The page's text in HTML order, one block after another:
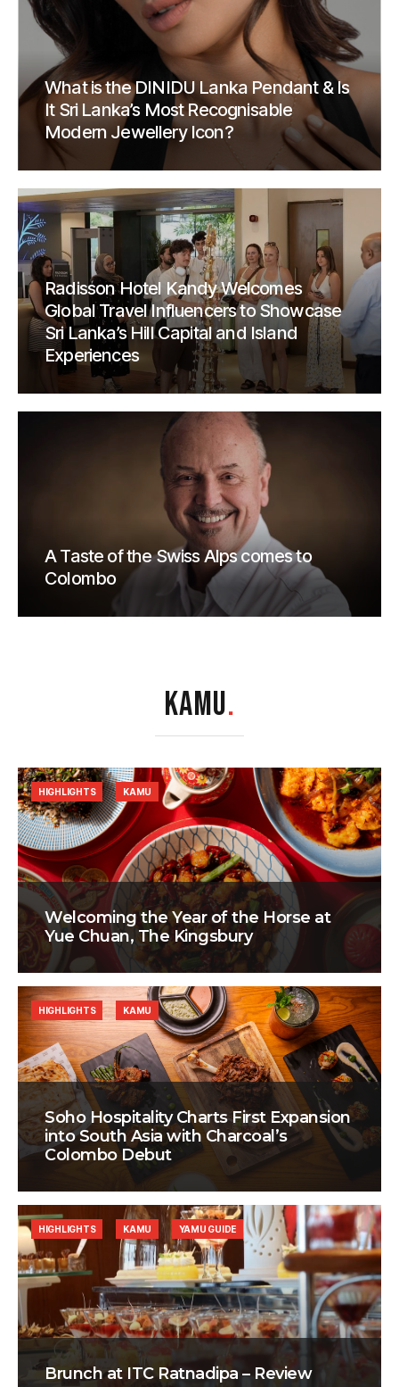
What is the DINIDU Lanka Pendant & Is
It Sri Lanka’s Most Recognisable
Modern Jewellery Icon?
Radisson Hotel Kandy Welcomes
Global Travel Influencers to Showcase
Sri Lanka’s Hill Capital and Island
Experiences
A Taste of the Swiss Alps comes to
Colombo
KAMU.
Welcoming the Year of the Horse at
Yue Chuan, The Kingsbury
HIGHLIGHTS KAMU
Soho Hospitality Charts First Expansion
into South Asia with Charcoal’s
Colombo Debut
HIGHLIGHTS KAMU
Brunch at ITC Ratnadipa – Review
HIGHLIGHTS KAMU YAMU GUIDE